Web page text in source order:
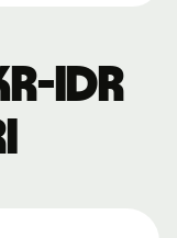
IDR